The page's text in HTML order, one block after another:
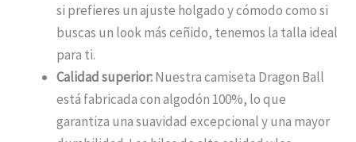
si prefieres un ajuste holgado y cómodo como si
buscas un look más ceñido, tenemos la talla ideal
para ti.
Calidad superior:Nuestra camiseta Dragon Ball
está fabricada con algodón 100%, lo que
garantiza una suavidad excepcional y una mayor